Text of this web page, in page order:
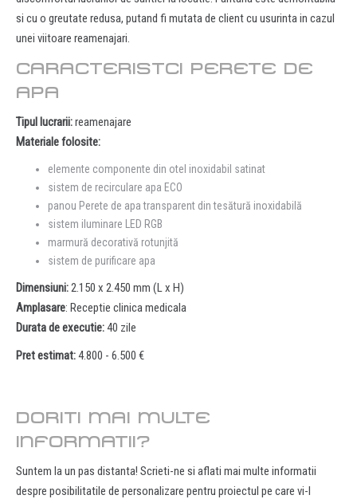
si cu o greutate redusa, putand fi mutata de client cu usurinta in cazul
unei viitoare reamenajari.
CARACTERISTCI PERETE DE
APA
Tipul lucrarii:reamenajare
Materiale folosite:
elemente componente din otel inoxidabil satinat
sistem de recirculare apa ECO
panou Perete de apa transparent din tesătură inoxidabilă
sistem iluminare LED RGB
marmură decorativă rotunjită
sistem de purificare apa
Dimensiuni:2.150 x 2.450 mm (L x H)
Amplasare: Receptie clinica medicala
Durata de executie:40 zile
Pret estimat:4.800 - 6.500 €
DORITI MAI MULTE
INFORMATII?
Suntem la un pas distanta! Scrieti-ne si aflati mai multe informatii
despre posibilitatile de personalizare pentru proiectul pe care vi-l